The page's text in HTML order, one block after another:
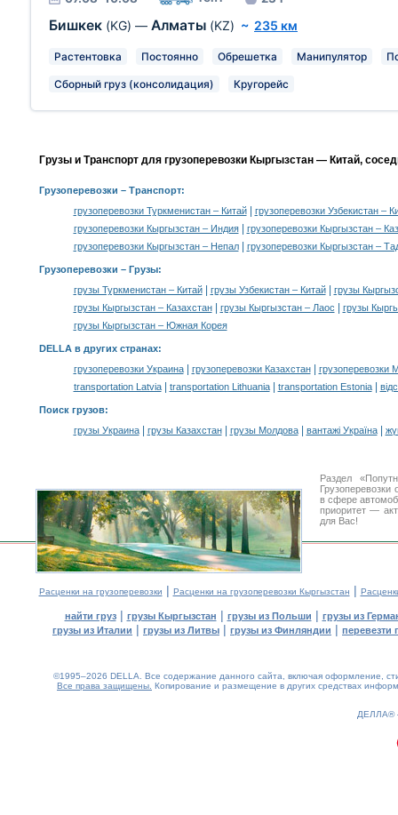
Бишкек (KG) — Алматы (KZ) ~ 235 км
Растентовка Постоянно Обрешетка Манипулятор
Сборный груз (консолидация) Кругорейс
Грузы и Транспорт для грузоперевозки Кыргызстан — Китай,
Грузоперевозки – Транспорт:
грузоперевозки Туркменистан – Китай|
грузоперевозки Узбекистан –
грузоперевозки Кыргызстан – Индия|
грузоперевозки Кыргызстан –
грузоперевозки Кыргызстан – Непал| грузоперевозки Кыргызстан –
Грузоперевозки – Грузы:
грузы Туркменистан – Китай| грузы Узбекистан – Китай|
грузы
грузы Кыргызстан – Казахстан| грузы Кыргызстан – Лаос
грузы
грузы Кыргызстан – Южная Корея
DELLA в других странах:
грузоперевозки Украина| грузоперевозки Казахстан|
грузоперевозки
transportation Latvia| transportation Lithuania| transportation Estonia|
Поиск грузов:
грузы Украина| грузы Казахстан| грузы Молдова| вантажі Україна|
Раздел
в сфере
приоритет —
для Вас!
Расценки на грузоперевозки | Расценки на грузоперевозки Кыргызстан |
найти груз| грузы Кыргызстан | грузы из Польши | грузы из
грузы из Италии | грузы из Литвы | грузы из Финляндии | перевезти
©1995–2026 DELLA. Все содержание данного сайта, включая оформление,
Все права защищены. Копирование и размещение в других средствах